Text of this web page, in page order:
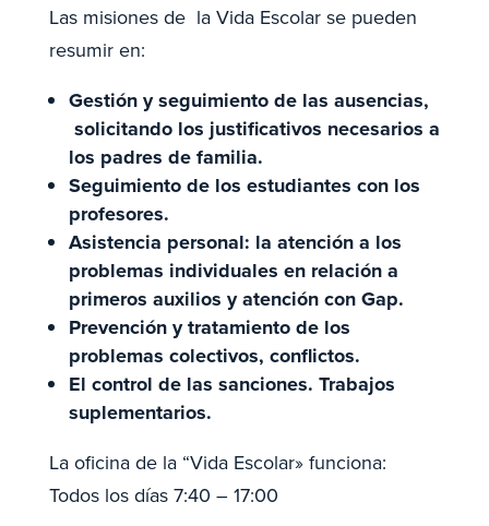
Las misiones de la Vida Escolar se pueden
resumir en:
Gestión y seguimiento de las ausencias,
solicitando los justificativos necesarios a
los padres de familia.
Seguimiento de los estudiantes con los
profesores.
Asistencia personal: la atención a los
problemas individuales en relación a
primeros auxilios y atención con Gap.
Prevención y tratamiento de los
problemas colectivos, conflictos.
El control de las sanciones. Trabajos
suplementarios.
La oficina de la “Vida Escolar» funciona:
Todos los días 7:40 – 17:00